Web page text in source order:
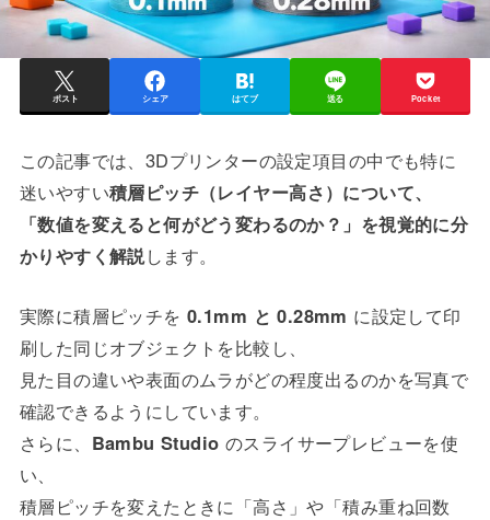
ポスト シェア はてブ 送る Pocket
この記事では、3Dプリンターの設定項目の中でも特に
迷いやすい積層ピッチ（レイヤー高さ）について、
「数値を変えると何がどう変わるのか？」を視覚的に分
かりやすく解説します。
実際に積層ピッチを0.1mm と 0.28mm に設定して印
刷した同じオブジェクトを比較し、
見た目の違いや表面のムラがどの程度出るのかを写真で
確認できるようにしています。
さらに、 Bambu Studio のスライサープレビューを使
い、
積層ピッチを変えたときに「高さ」や「積み重ね回数